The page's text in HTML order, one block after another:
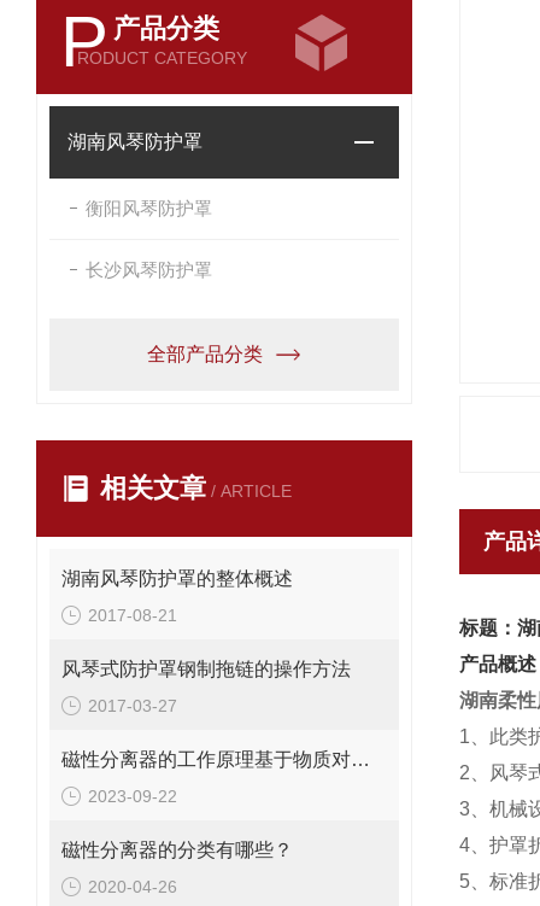
P 产品分类
RODUCT CATEGORY
湖南风琴防护罩
衡阳风琴防护罩
长沙风琴防护罩
全部产品分类
相关文章 / ARTICLE
湖南风琴防护罩的整体概述
2017-08-21
风琴式防护罩钢制拖链的操作方法
2017-03-27
磁性分离器的工作原理基于物质对磁场的响应特性
2023-09-22
磁性分离器的分类有哪些？
2020-04-26
产品
标题：
产品概述
湖南柔
1、此类
2、风琴
3、机械
4、护罩
5、标准